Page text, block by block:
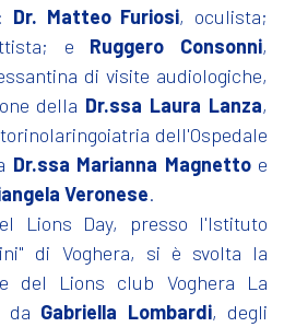
Dr. Matteo Furiosi, oculista;
e Ruggero Consonni,
di visite audiologiche,
della Dr.ssa Laura Lanza,
dell'Ospedale
Dr.ssa Marianna Magnettoe
Veronese.
Lions Day, presso l'Istituto
di Voghera, si è svolta la
del Lions club Voghera La
da Gabriella Lombardi, degli